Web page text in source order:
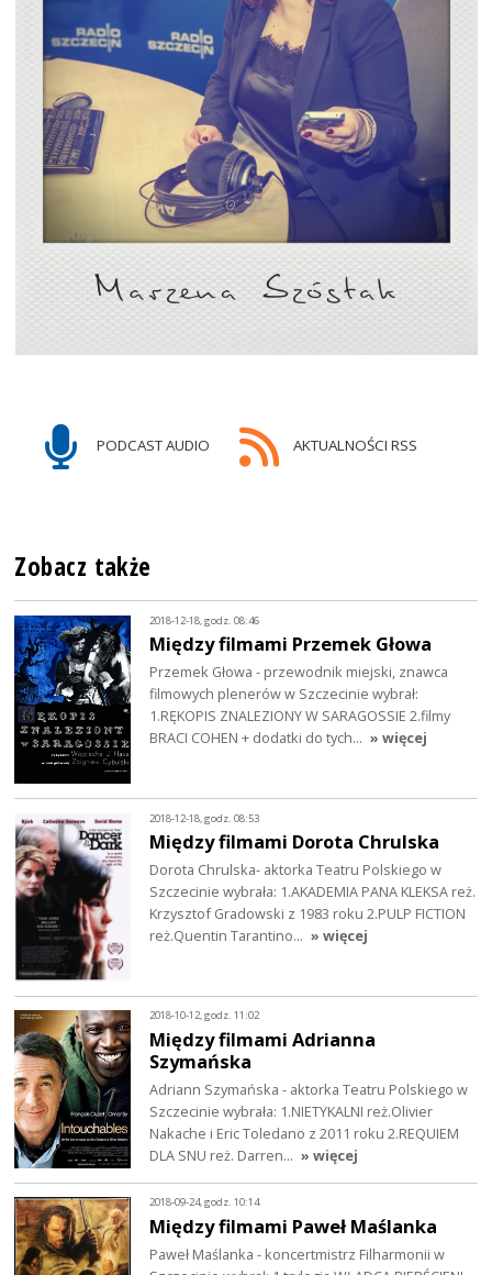
PODCAST AUDIO AKTUALNOŚCI RSS
Zobacz także
2018-12-18, godz. 08:46
Między filmami Przemek Głowa
Przemek Głowa - przewodnik miejski, znawca
filmowych plenerów w Szczecinie wybrał:
1.RĘKOPIS ZNALEZIONY W SARAGOSSIE 2.filmy
BRACI COHEN + dodatki do tych… » więcej
2018-12-18, godz. 08:53
Między filmami Dorota Chrulska
Dorota Chrulska- aktorka Teatru Polskiego w
Szczecinie wybrała: 1.AKADEMIA PANA KLEKSA reż.
Krzysztof Gradowski z 1983 roku 2.PULP FICTION
reż.Quentin Tarantino… » więcej
2018-10-12, godz. 11:02
Między filmami Adrianna
Szymańska
Adriann Szymańska - aktorka Teatru Polskiego w
Szczecinie wybrała: 1.NIETYKALNI reż.Olivier
Nakache i Eric Toledano z 2011 roku 2.REQUIEM
DLA SNU reż. Darren… » więcej
2018-09-24, godz. 10:14
Między filmami Paweł Maślanka
Paweł Maślanka - koncertmistrz Filharmonii w